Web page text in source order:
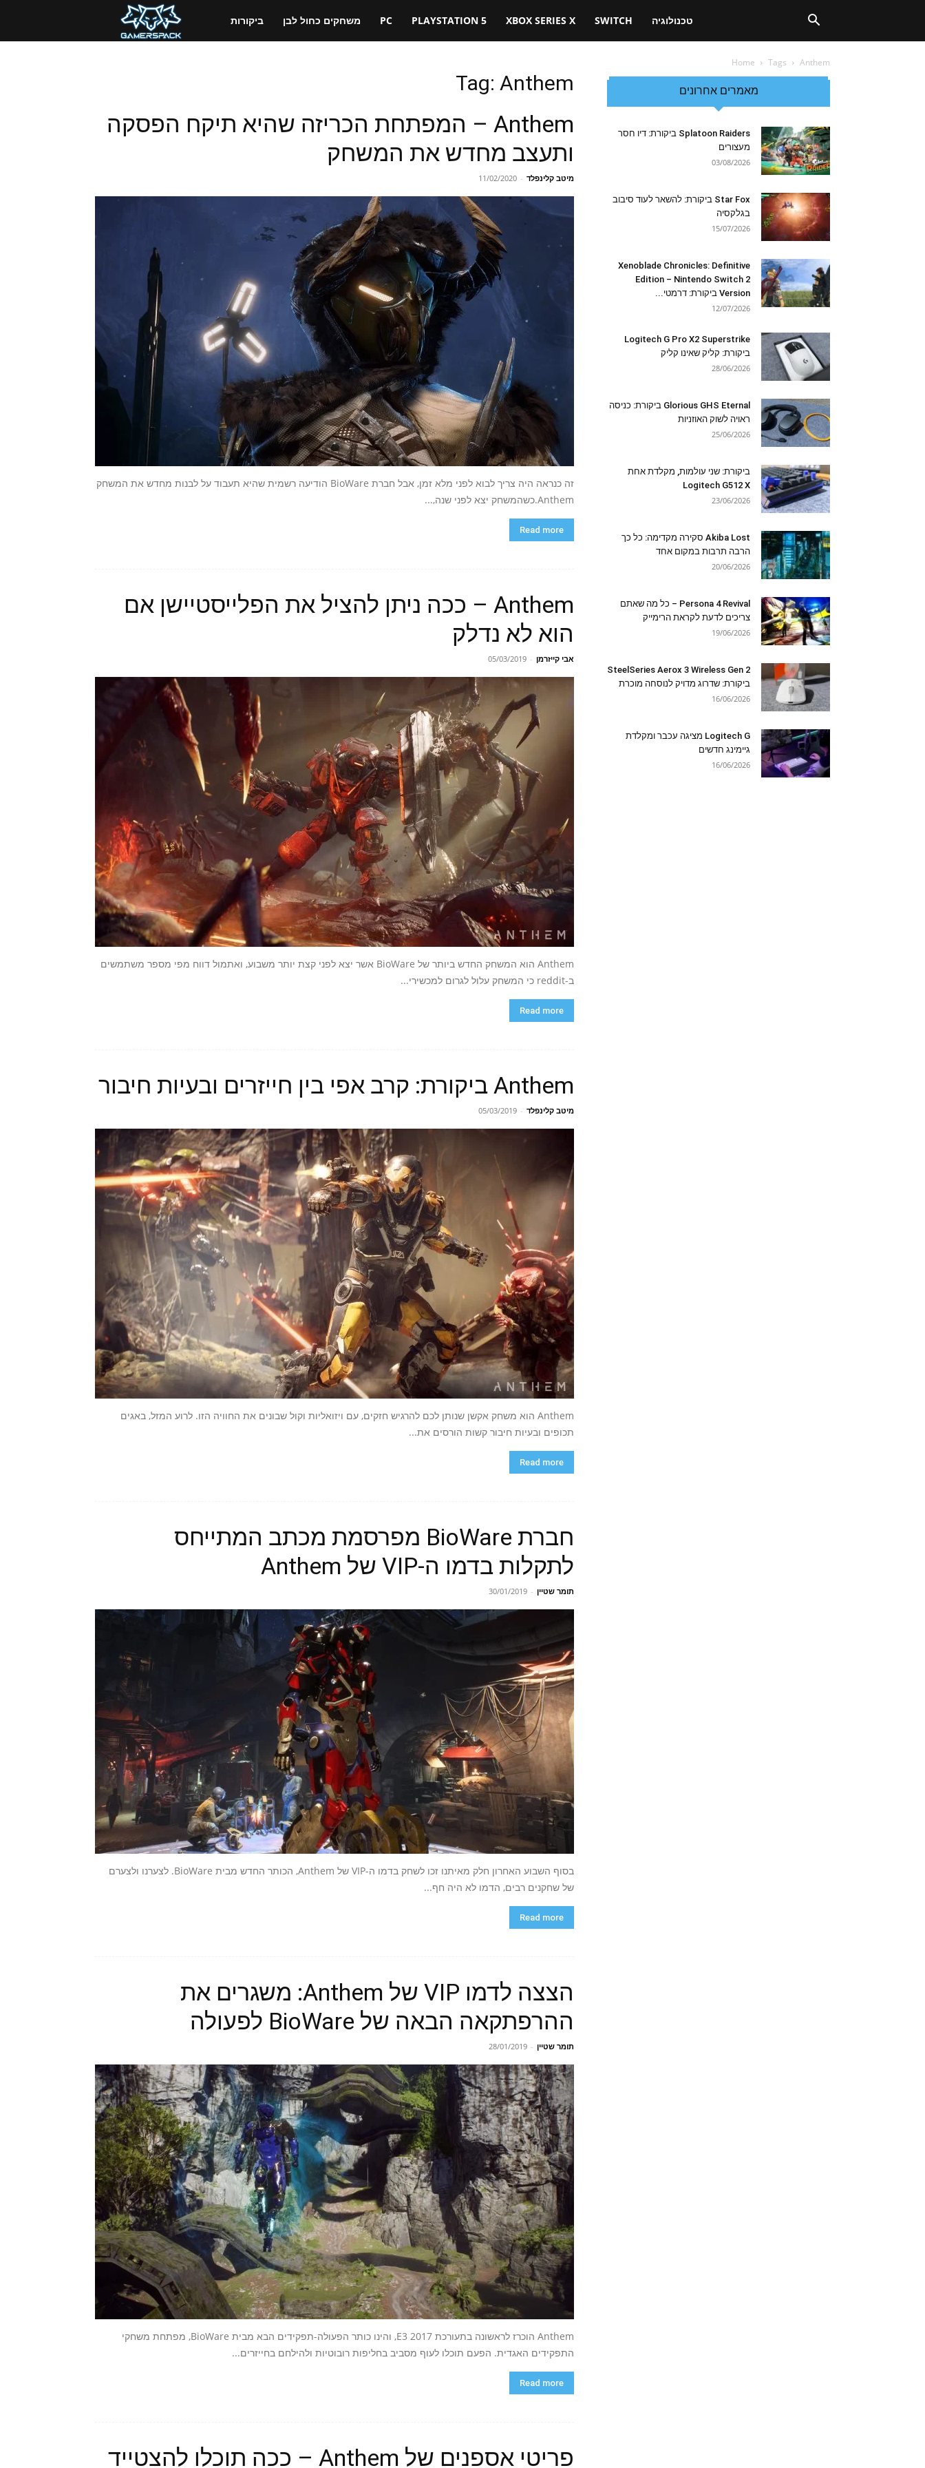
ביקורות משחקים כחול לבן PC PLAYSTATION 5 XBOX SERIES X SWITCH טכנולוגיה
Home Tags Anthem
Tag: Anthem
Anthem – המפתחת הכריזה שהיא תיקח הפסקה
ותעצב מחדש את המשחק
מיטב קלינפלד -
11/02/2020
זה כנראה היה צריך לבוא לפני מלא זמן, אבל חברת BioWare הודיעה רשמית שהיא תעבוד על לבנות מחדש את המשחק
Anthem.כשהמשחק יצא לפני שנה,...
Read more
Anthem – ככה ניתן להציל את הפלייסטיישן אם
הוא לא נדלק
אבי קייזרמן -
05/03/2019
Anthem הוא המשחק החדש ביותר של BioWare אשר יצא לפני קצת יותר משבוע, ואתמול דווח מפי מספר משתמשים
ב-reddit כי המשחק עלול לגרום למכשירי...
Read more
Anthem ביקורת: קרב אפי בין חייזרים ובעיות חיבור
מיטב קלינפלד -
05/03/2019
Anthem הוא משחק אקשן שנותן לכם להרגיש חזקים, עם ויזואליות וקול שבונים את החוויה הזו. לרוע המזל, באגים
תכופים ובעיות חיבור קשות הורסים את...
Read more
חברת BioWare מפרסמת מכתב המתייחס
לתקלות בדמו ה-VIP של Anthem
תומר שטיין -
30/01/2019
בסוף השבוע האחרון חלק מאיתנו זכו לשחק בדמו ה-VIP של Anthem, הכותר החדש מבית BioWare. לצערנו ולצערם
של שחקנים רבים, הדמו לא היה חף...
Read more
הצצה לדמו VIP של Anthem: משגרים את
ההרפתקאה הבאה של BioWare לפעולה
תומר שטיין -
28/01/2019
Anthem הוכרז לראשונה בתעורכת E3 2017, והינו כותר הפעולה-תפקידים הבא מבית BioWare, מפתחת משחקי
התפקידים האגדית. הפעם תוכלו לעוף מסביב בחליפות רובוטיות ולהילחם בחייזרים...
Read more
פריטי אספנים של Anthem – ככה תוכלו להצטייד
מאמרים אחרונים
Splatoon Raiders ביקורת: דיו חסר
מעצורים
03/08/2026
Star Fox ביקורת: להשאר לעוד סיבוב
בגלקסיה
15/07/2026
Xenoblade Chronicles: Definitive
Edition – Nintendo Switch 2
Version ביקורת: דרמטי...
12/07/2026
Logitech G Pro X2 Superstrike
ביקורת: קליק שאינו קליק
28/06/2026
Glorious GHS Eternal ביקורת: כניסה
ראויה לשוק האוזניות
25/06/2026
ביקורת: שני עולמות, מקלדת אחת
Logitech G512 X
23/06/2026
Akiba Lost סקירה מקדימה: כל כך
הרבה תרבות במקום אחד
20/06/2026
Persona 4 Revival – כל מה שאתם
צריכים לדעת לקראת הרימייק
19/06/2026
SteelSeries Aerox 3 Wireless Gen 2
ביקורת: שדרוג מדויק לנוסחה מוכרת
16/06/2026
Logitech G מציגה עכבר ומקלדת
גיימינג חדשים
16/06/2026